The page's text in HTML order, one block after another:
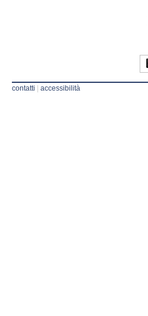
contatti accessibilità